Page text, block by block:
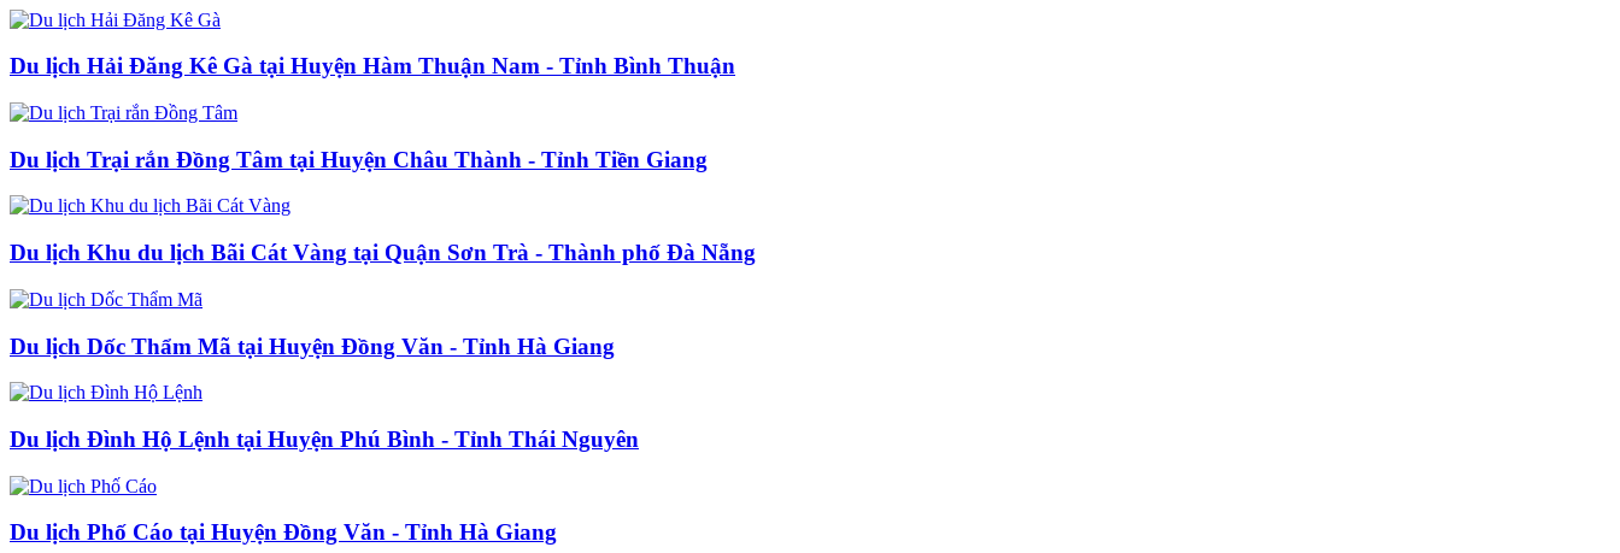
Du lịch Hải Đăng Kê Gà tại Huyện Hàm Thuận Nam - Tỉnh Bình Thuận
Du lịch Trại rắn Đồng Tâm tại Huyện Châu Thành - Tỉnh Tiền Giang
Du lịch Khu du lịch Bãi Cát Vàng tại Quận Sơn Trà - Thành phố Đà Nẵng
Du lịch Dốc Thẩm Mã tại Huyện Đồng Văn - Tỉnh Hà Giang
Du lịch Đình Hộ Lệnh tại Huyện Phú Bình - Tỉnh Thái Nguyên
Du lịch Phố Cáo tại Huyện Đồng Văn - Tỉnh Hà Giang